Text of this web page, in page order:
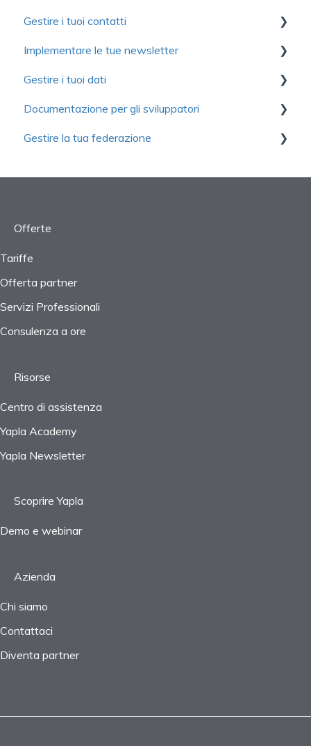
Funzioni avanzate
Formazione continua
Domande frequenti
Domande frequenti
Primi passi
Gestione dei ricavi
Gestione dei costi
Contabilità
Registro generale
Impostazioni
IVA e tasse
Domande frequenti
Gestire i tuoi contatti
Gestione dei contatti
Domande frequenti
Implementare le tue newsletter
Introduzione a Yapla Newsletter
Scopri Yapla Newsletters
Gestione dei contatti
Gestire i tuoi dati
Primi passi
Configurazione
Documentazione per gli sviluppatori
Funzioni avanzate
Gestire la tua federazione
Offerte
Tariffe
Offerta partner
Servizi Professionali
Consulenza a ore
Risorse
Centro di assistenza
Yapla Academy
Yapla Newsletter
Scoprire Yapla
Demo e webinar
Azienda
Chi siamo
Contattaci
Diventa partner